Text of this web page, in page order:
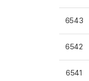
6543
6542
6541